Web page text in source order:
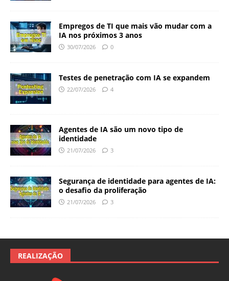
Empregos de TI que mais vão mudar com a
IA nos próximos 3 anos
30/07/2026 0
Testes de penetração com IA se expandem
22/07/2026 4
Agentes de IA são um novo tipo de
identidade
21/07/2026 3
Segurança de identidade para agentes de IA:
o desafio da proliferação
21/07/2026 3
REALIZAÇÃO